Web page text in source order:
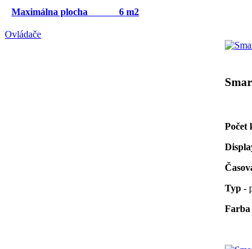
Maximálna plocha 6 m2
Ovládače
Počet
Typ -
Farba